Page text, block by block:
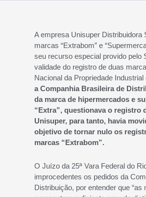
A empresa Unisuper Distribuidora
marcas “Extrabom” e
seu recurso especial provido pelo
validade do registro de duas
Nacional da Propriedade Industrial
a Companhia Brasileira de
da marca de hipermercados e
“Extra”, questionava o registro
Unisuper, para tanto, havia
objetivo de tornar nulo os
marcas “Extrabom”.
O Juízo da 25ª Vara Federal do
improcedentes os pedidos da
Distribuição, por entender que